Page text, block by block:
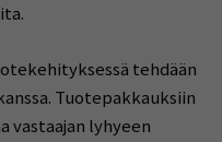
tehdään
Tuotepakkauksiin
vastaajan lyhyeen